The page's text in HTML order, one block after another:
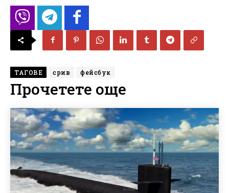
ТАГОВЕ срив фейсбук
Прочетете още